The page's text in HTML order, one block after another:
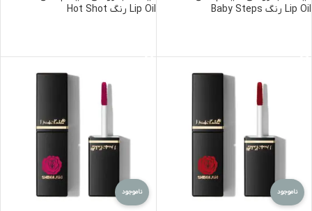
Lip Oil رنگ Baby Steps
Lip Oil رنگ Hot Shot
ناموجود ناموجود